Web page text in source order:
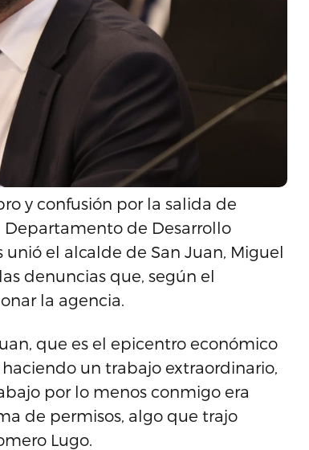
y confusión por la salida de
Departamento de Desarrollo
unió el alcalde de San Juan, Miguel
denuncias que, según el
la agencia.
que es el epicentro económico
un trabajo extraordinario,
por lo menos conmigo era
de permisos, algo que trajo
Lugo.